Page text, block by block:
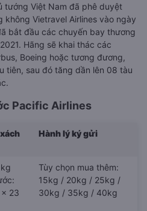
tướng Việt Nam đã phê duyệt
Vietravel Airlines vào ngày
bắt đầu các chuyến bay thương
Hãng sẽ khai thác các
Boeing hoặc tương đương,
tiên, sau đó tăng dần lên 08 tàu
Pacific Airlines
Hành lý ký gửi
23
Tùy chọn mua thêm:
15kg / 20kg / 25kg /
30kg / 35kg / 40kg